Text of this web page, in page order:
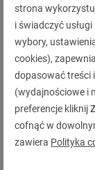
Poza
spotkać też
cały rok.
tak bardzo
zużywają.
zastanowić
strona
i świadczyć
wybory,
cookies),
dopasować treści
(wydajnościowe i
preferencje kliknij
cofnąć w
zawiera Polityka